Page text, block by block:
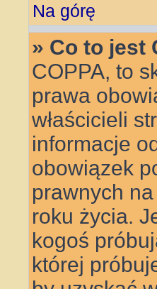
Na górę
» Co to jest
COPPA, to
prawa
właścicieli
informacje
obowiązek
prawnych
roku życia.
kogoś
której